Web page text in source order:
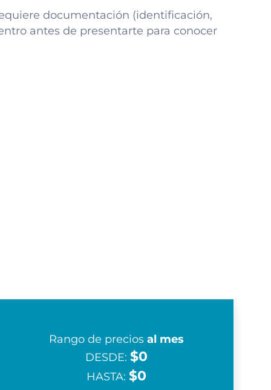
documentación (identificación,
antes de presentarte para conocer
Rango de preciosal mes
DESDE:$0
HASTA:$0